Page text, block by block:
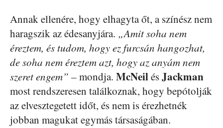
Annak ellenére, hogy elhagyta őt, a színész nem
haragszik az édesanyjára. „Amit soha nem
éreztem, és tudom, hogy ez furcsán hangozhat,
de soha nem éreztem azt, hogy az anyám nem
szeret engem” – mondja. McNeilésJackman
most rendszeresen találkoznak, hogy bepótolják
az elvesztegetett időt, és nem is érezhetnék
jobban magukat egymás társaságában.